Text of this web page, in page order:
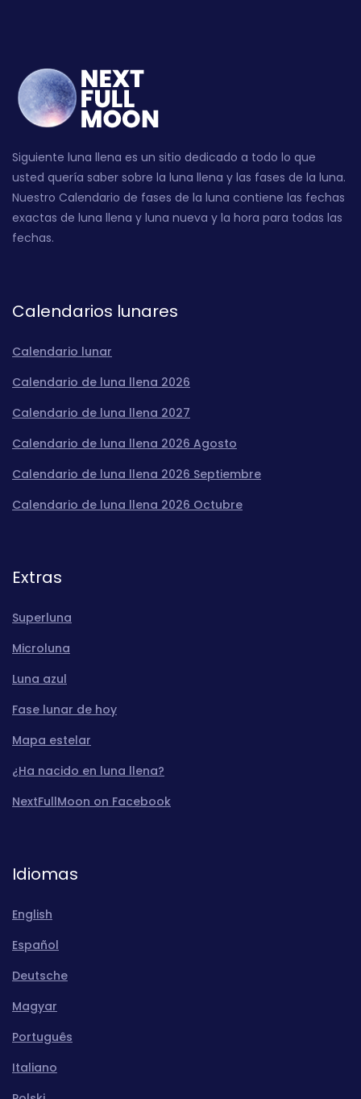
Siguiente luna llena es un sitio dedicado a todo lo que
usted quería saber sobre la luna llena y las fases de la luna.
Nuestro Calendario de fases de la luna contiene las fechas
exactas de luna llena y luna nueva y la hora para todas las
fechas.
Calendarios lunares
Calendario lunar
Calendario de luna llena 2026
Calendario de luna llena 2027
Calendario de luna llena 2026 Agosto
Calendario de luna llena 2026 Septiembre
Calendario de luna llena 2026 Octubre
Extras
Superluna
Microluna
Luna azul
Fase lunar de hoy
Mapa estelar
¿Ha nacido en luna llena?
NextFullMoon on Facebook
Idiomas
English
Español
Deutsche
Magyar
Português
Italiano